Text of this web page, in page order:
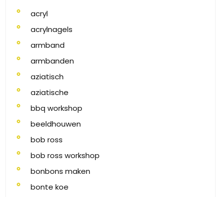
acryl
acrylnagels
armband
armbanden
aziatisch
aziatische
bbq workshop
beeldhouwen
bob ross
bob ross workshop
bonbons maken
bonte koe